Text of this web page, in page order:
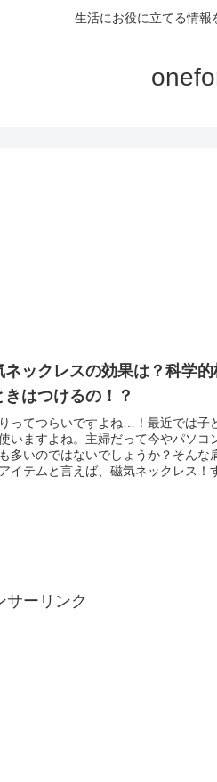
生活にお役に立てる情報
ネックレスの効果は？科学
きはつけるの！？
ってつらいですよね…！最近では子
いますよね。主婦だって今やパソコ
多いのではないでしょうか？そんな
イテムと言えば、磁気ネックレス！
サーリンク